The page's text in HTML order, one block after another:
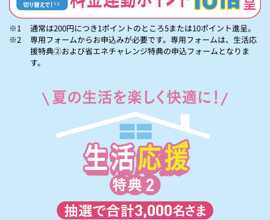
※1
通常は200円につき1ポイントのところ5または10ポイント進呈。
※2
専用フォームからお申込みが必要です。専用フォームは、生活応
援特典②および省エネチャレンジ特典の申込フォームとなりま
す。